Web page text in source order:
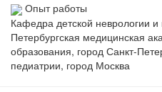
Опыт работы
Кафедра детской неврологии
Петербургская медицинская
образования, город Санкт-
педиатрии, город Москва